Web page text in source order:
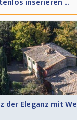
inserieren ...
der Eleganz mit